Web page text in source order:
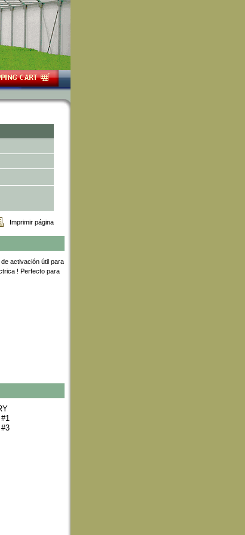
Imprimir página
activación útil para
! Perfecto para